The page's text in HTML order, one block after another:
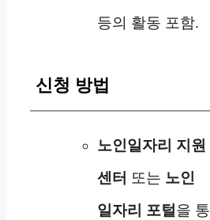
등의 활동 포함.
신청 방법
노인일자리 지원
센터 또는 노인
일자리 포털 을 통